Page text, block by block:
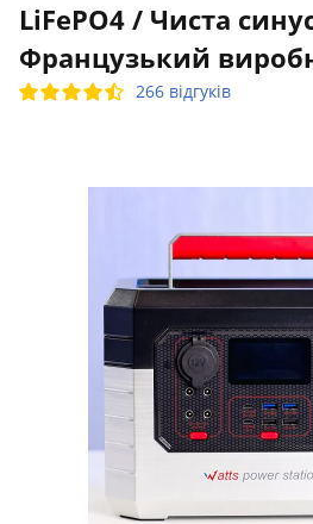
LiFePO4 / Чиста
Французький
266 відгуків